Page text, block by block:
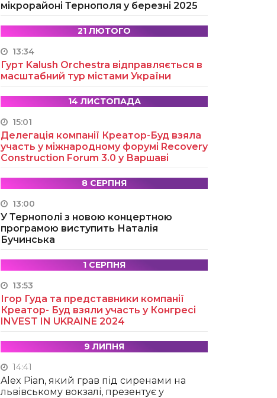
мікрорайоні Тернополя у березні 2025
21 ЛЮТОГО
13:34
Гурт Kalush Orchestra відправляється в
масштабний тур містами України
14 ЛИСТОПАДА
15:01
Делегація компанії Креатор-Буд взяла
участь у міжнародному форумі Recovery
Construction Forum 3.0 у Варшаві
8 СЕРПНЯ
13:00
У Тернополі з новою концертною
програмою виступить Наталія
Бучинська
1 СЕРПНЯ
13:53
Ігор Гуда та представники компанії
Креатор- Буд взяли участь у Конгресі
INVEST IN UKRAINE 2024
9 ЛИПНЯ
14:41
Alex Pian, який грав під сиренами на
львівському вокзалі, презентує у